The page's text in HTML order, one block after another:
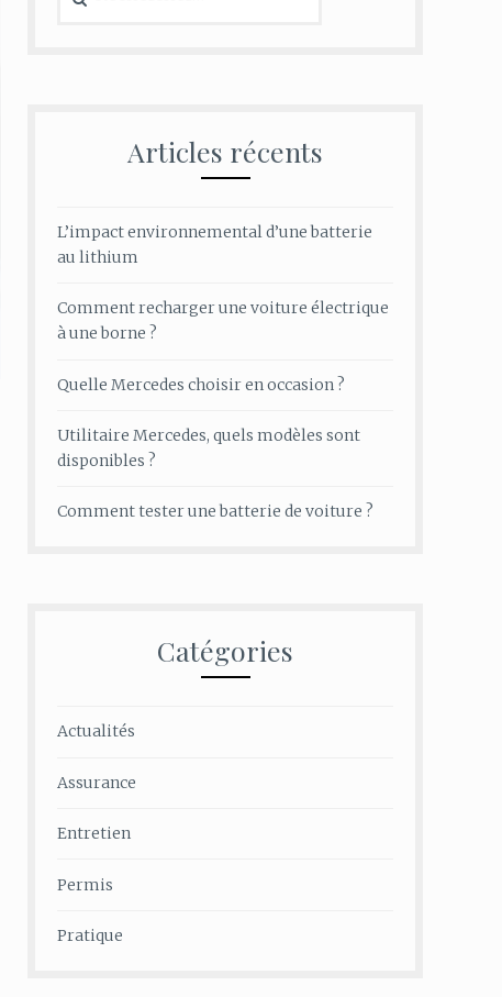
Articles récents
L’impact environnemental d’une batterie
au lithium
Comment recharger une voiture électrique
à une borne ?
Quelle Mercedes choisir en occasion ?
Utilitaire Mercedes, quels modèles sont
disponibles ?
Comment tester une batterie de voiture ?
Catégories
Actualités
Assurance
Entretien
Permis
Pratique